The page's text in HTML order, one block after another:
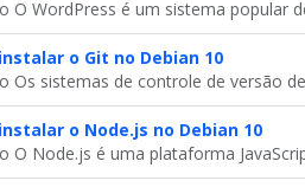
O WordPress é um sistema popular
o Git no Debian 10
Os sistemas de controle de versão
o Node.js no Debian 10
O Node.js é uma plataforma